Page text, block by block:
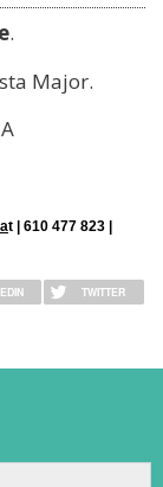
.
Major.
t | 610 477 823 |
TWITTER